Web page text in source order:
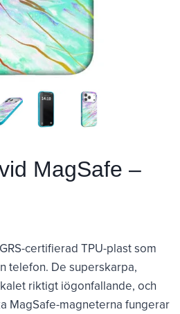
MagSafe –
certifierad TPU-plast som
telefon. De superskarpa,
riktigt iögonfallande, och
MagSafe-magneterna fungerar